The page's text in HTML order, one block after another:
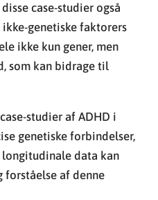
case-studier også
genetiske faktorers
ikke kun gener, men
som kan bidrage til
studier af ADHD i
genetiske forbindelser,
data kan
af denne